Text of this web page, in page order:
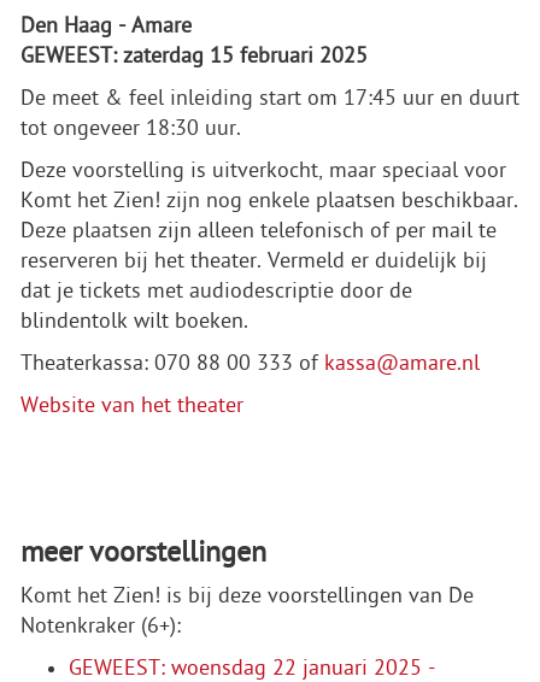
Den Haag - Amare
GEWEEST: zaterdag 15 februari 2025
De meet & feel inleiding start om 17:45 uur en duurt
tot ongeveer 18:30 uur.
Deze voorstelling is uitverkocht, maar speciaal voor
Komt het Zien! zijn nog enkele plaatsen beschikbaar.
Deze plaatsen zijn alleen telefonisch of per mail te
reserveren bij het theater. Vermeld er duidelijk bij
dat je tickets met audiodescriptie door de
blindentolk wilt boeken.
Theaterkassa: 070 88 00 333 of kassa@amare.nl
Website van het theater
meer voorstellingen
Komt het Zien! is bij deze voorstellingen van De
Notenkraker (6+):
GEWEEST: woensdag 22 januari 2025 -